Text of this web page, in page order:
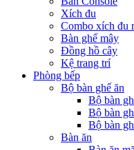
Xích đu
Combo xích đu
Bàn ghế mây
Đồng hồ cây
Kệ trang trí
Phòng bếp
Bộ bàn ghế ăn
Bộ bàn
Bộ bàn
Bộ bàn
Bàn ăn